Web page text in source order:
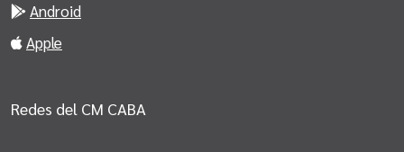
Android
Apple
Redes del CM CABA